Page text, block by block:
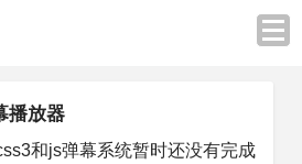
播放器
和js弹幕系统暂时还没有完成